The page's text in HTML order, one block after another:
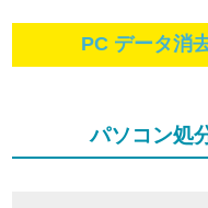
PC データ消
パソコン処